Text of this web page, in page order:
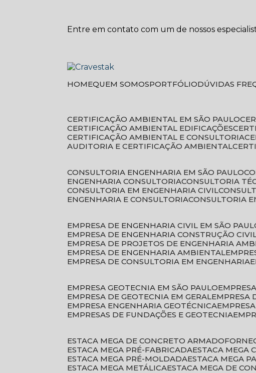
Entre em contato com um de nossos
HOME QUEM SOMOS PORTFÓLIO DÚVIDAS
CERTIFICAÇÃO AMBIENTAL EM SÃO PAULO
CERTIFICAÇÃO AMBIENTAL EDIFICAÇÕES
CERTIFICAÇÃO AMBIENTAL E CONSULTORIA
AUDITORIA E CERTIFICAÇÃO AMBIENTAL
CONSULTORIA ENGENHARIA EM SÃO PAULO
ENGENHARIA CONSULTORIA CONSULTORIA
CONSULTORIA EM ENGENHARIA CIVIL
ENGENHARIA E CONSULTORIA CONSULTORIA
EMPRESA DE ENGENHARIA CIVIL EM SÃO
EMPRESA DE ENGENHARIA CONSTRUÇÃO
EMPRESA DE PROJETOS DE ENGENHARIA
EMPRESA DE ENGENHARIA AMBIENTAL
EMPRESA DE CONSULTORIA EM ENGENHARIA
EMPRESA GEOTECNIA EM SÃO PAULO
EMPRESA DE GEOTECNIA EM GERAL
EMPRESA ENGENHARIA GEOTÉCNICA
EMPRESAS DE FUNDAÇÕES E GEOTECNIA
ESTACA MEGA DE CONCRETO ARMADO
ESTACA MEGA PRÉ-FABRICADA ESTACA MEGA
ESTACA MEGA PRÉ-MOLDADA ESTACA MEGA
ESTACA MEGA METÁLICA ESTACA MEGA DE